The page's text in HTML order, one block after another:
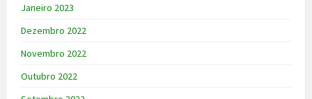
Janeiro 2023
Dezembro 2022
Novembro 2022
Outubro 2022